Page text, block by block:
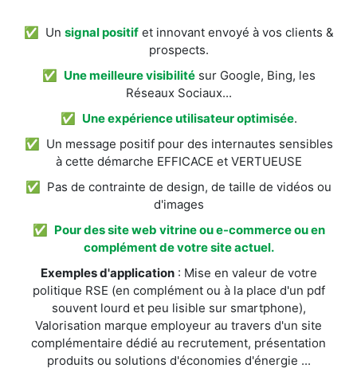
✅ Un signal positifet innovant envoyé à vos clients &
prospects.
✅ Une meilleure visibilitésur Google, Bing, les
Réseaux Sociaux...
✅ Une expérience utilisateur optimisée.
✅ Un message positif pour des internautes sensibles
à cette démarche EFFICACE et VERTUEUSE
✅ Pas de contrainte de design, de taille de vidéos ou
d'images
✅ Pour des site web vitrine ou e-commerce ou en
complément de votre site actuel.
Exemples d'application: Mise en valeur de votre
politique RSE (en complément ou à la place d'un pdf
souvent lourd et peu lisible sur smartphone),
Valorisation marque employeur au travers d'un site
complémentaire dédié au recrutement, présentation
produits ou solutions d'économies d'énergie ...